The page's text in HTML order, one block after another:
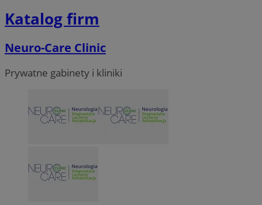
Katalog firm
Neuro-Care Clinic
Prywatne gabinety i kliniki